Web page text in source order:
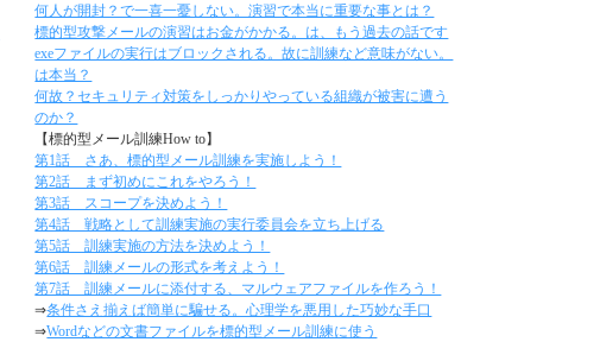
何人が開封？で一喜一憂しない。演習で本当に重要な事とは？
標的型攻撃メールの演習はお金がかかる。は、もう過去の話です
exeファイルの実行はブロックされる。故に訓練など意味がない。
は本当？
何故？セキュリティ対策をしっかりやっている組織が被害に遭う
のか？
【標的型メール訓練How to】
第1話 さあ、標的型メール訓練を実施しよう！
第2話 まず初めにこれをやろう！
第3話 スコープを決めよう！
第4話 戦略として訓練実施の実行委員会を立ち上げる
第5話 訓練実施の方法を決めよう！
第6話 訓練メールの形式を考えよう！
第7話 訓練メールに添付する、マルウェアファイルを作ろう！
⇒条件さえ揃えば簡単に騙せる。心理学を悪用した巧妙な手口
⇒Wordなどの文書ファイルを標的型メール訓練に使う